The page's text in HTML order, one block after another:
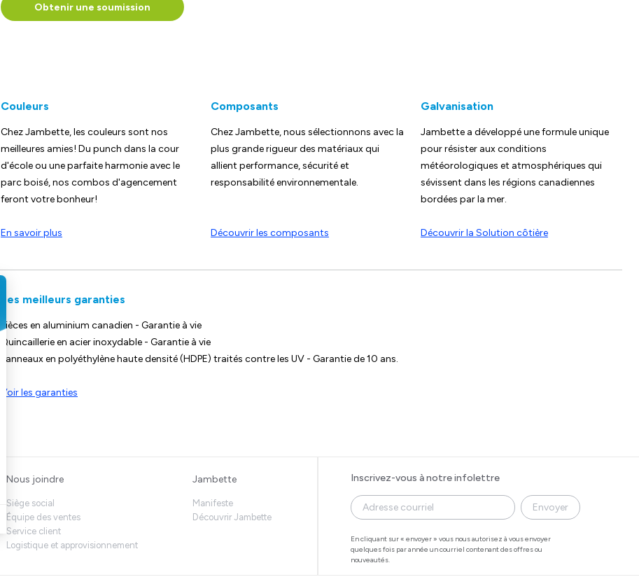
Obtenir une soumission
Couleurs
Chez Jambette, les couleurs sont nos
meilleures amies! Du punch dans la cour
d'école ou une parfaite harmonie avec le
parc boisé, nos combos d'agencement
feront votre bonheur!
En savoir plus
Composants
Chez Jambette, nous sélectionnons avec la
plus grande rigueur des matériaux qui
allient performance, sécurité et
responsabilité environnementale.
Découvrir les composants
Galvanisation
Jambette a développé une formule unique
pour résister aux conditions
météorologiques et atmosphériques qui
sévissent dans les régions canadiennes
bordées par la mer.
Découvrir la Solution côtière
Les meilleurs garanties
Pièces en aluminium canadien - Garantie à vie
Quincaillerie en acier inoxydable - Garantie à vie
Panneaux en polyéthylène haute densité (HDPE) traités contre les UV - Garantie de 10 ans.
Voir les garanties
Nous joindre
Siège social
Équipe des ventes
Service client
Logistique et approvisionnement
Jambette
Manifeste
Découvrir Jambette
Inscrivez-vous à notre infolettre
Envoyer
En cliquant sur « envoyer » vous nous autorisez à vous envoyer
quelques fois par année un courriel contenant des offres ou
nouveautés.